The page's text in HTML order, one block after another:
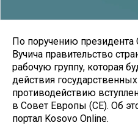
По поручению президента
Вучича правительство
рабочую группу, которая
действия
противодействию
в Совет Европы (СЕ). Об
портал Kosovo Online.